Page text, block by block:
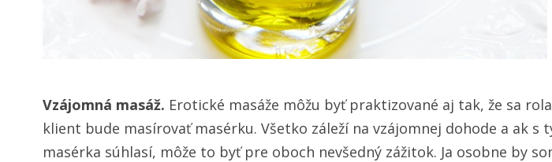
Vzájomná masáž. Erotické masáže môžu byť praktizované aj tak, že sa
klient bude masírovať masérku. Všetko záleží na vzájomnej dohode a ak s
masérka súhlasí, môže to byť pre oboch nevšedný zážitok. Ja osobne by